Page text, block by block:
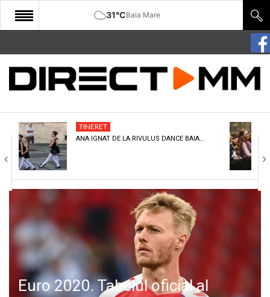
31°CBaia Mare
START
COMUNITATE
CULTURA
ECONOMIE
SANATATE
SPORT
SPECIAL
POLITIC
LIFE
TINERET
ANA IGNAT DE LA RIVULUS DANCE BAIA…
Euro 2020. Tabelul oficial al